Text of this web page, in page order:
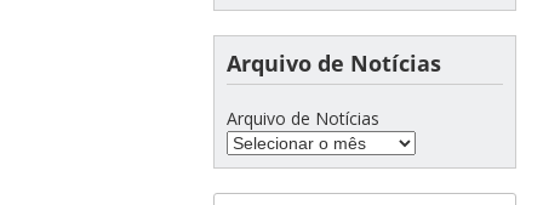
Arquivo de Notícias
Arquivo de Notícias